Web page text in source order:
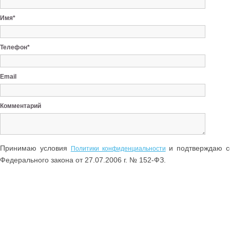
Имя*
Телефон*
Email
Комментарий
Принимаю условия Политики конфиденциальности и подтверждаю
Федерального закона от 27.07.2006 г. № 152-ФЗ.